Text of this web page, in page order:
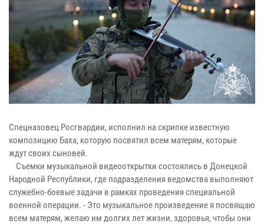
Спецназовец Росгвардии, исполнил на скрипке известную
композицию Баха, которую посвятил всем матерям, которые
ждут своих сыновей.
Съемки музыкальной видеооткрытки состоялись в Донецкой
Народной Республики, где подразделения ведомства выполняют
служебно-боевые задачи в рамках проведения специальной
военной операции. - Это музыкальное произведение я посвящаю
всем матерям, желаю им долгих лет жизни, здоровья, чтобы они